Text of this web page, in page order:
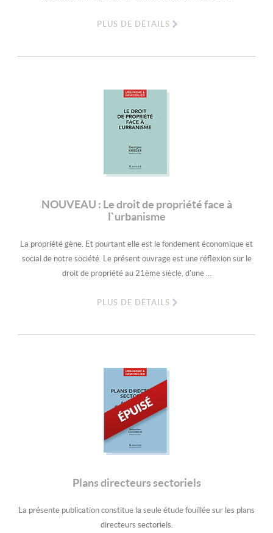
PLUS DE DÉTAILS
NOUVEAU : Le droit de propriété face à
l`urbanisme
La propriété gène. Et pourtant elle est le fondement économique et
social de notre société. Le présent ouvrage est une réflexion sur le
droit de propriété au 21ème siècle, d'une ...
PLUS DE DÉTAILS
Plans directeurs sectoriels
La présente publication constitue la seule étude fouillée sur les plans
directeurs sectoriels.